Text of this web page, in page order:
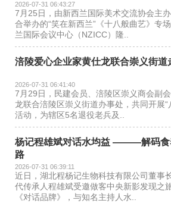
2026-07-31 06:43:27
7月25日，由新西兰国际美术交流协会主
合举办的“笑在新西兰”《十八般曲艺》专
兰国际会议中心（NZICC）隆..
涪陵爱心企业家黄仕龙联合崇义街道
2026-07-31 06:41:40
7月29日，民建会员、涪陵区崇义商会副
龙联合涪陵区崇义街道办事处，共同开展“
活动，为辖区5名退役老兵及..
杨记程雄斌对话水均益 ———解码食
路
2026-07-31 06:39:11
近日，湖北程杨记生物科技有限公司董事
代传承人程雄斌受邀做客中央新影发现之
《对话品牌》，与知名主持人水..